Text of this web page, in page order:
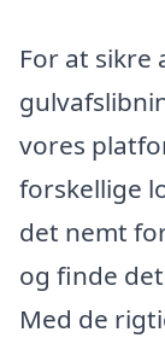
For at sikre
vores
forskellige
det nemt
og finde
Med de